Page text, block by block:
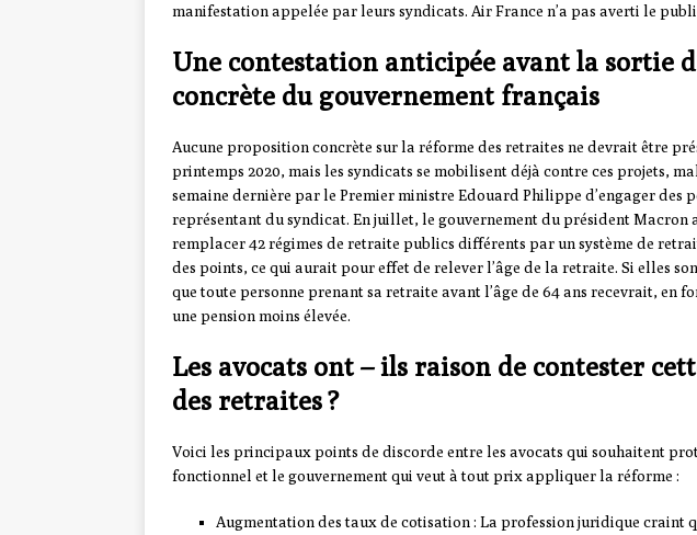
manifestation appelée par leurs syndicats. Air France n’a pas averti le
Une contestation anticipée avant la sortie
concrète du gouvernement français
Aucune proposition concrète sur la réforme des retraites ne devrait être
printemps 2020, mais les syndicats se mobilisent déjà contre ces projets,
semaine dernière par le Premier ministre Edouard Philippe d’engager des
représentant du syndicat. En juillet, le gouvernement du président Macron
remplacer 42 régimes de retraite publics différents par un système de
des points, ce qui aurait pour effet de relever l’âge de la retraite. Si elles
que toute personne prenant sa retraite avant l’âge de 64 ans recevrait, en
une pension moins élevée.
Les avocats ont – ils raison de contester
des retraites ?
Voici les principaux points de discorde entre les avocats qui souhaitent
fonctionnel et le gouvernement qui veut à tout prix appliquer la réforme :
Augmentation des taux de cotisation : La profession juridique craint